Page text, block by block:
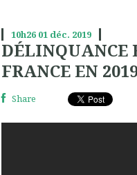
10h26 01 déc. 2019
DÉLINQUANCE
FRANCE EN
Share